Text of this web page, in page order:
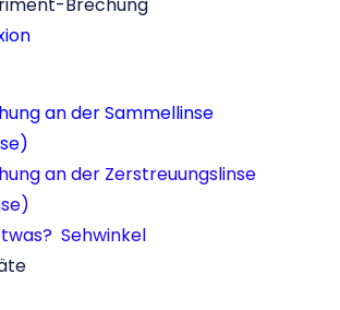
an der Sammellinse
an der Zerstreuungslinse
Sehwinkel